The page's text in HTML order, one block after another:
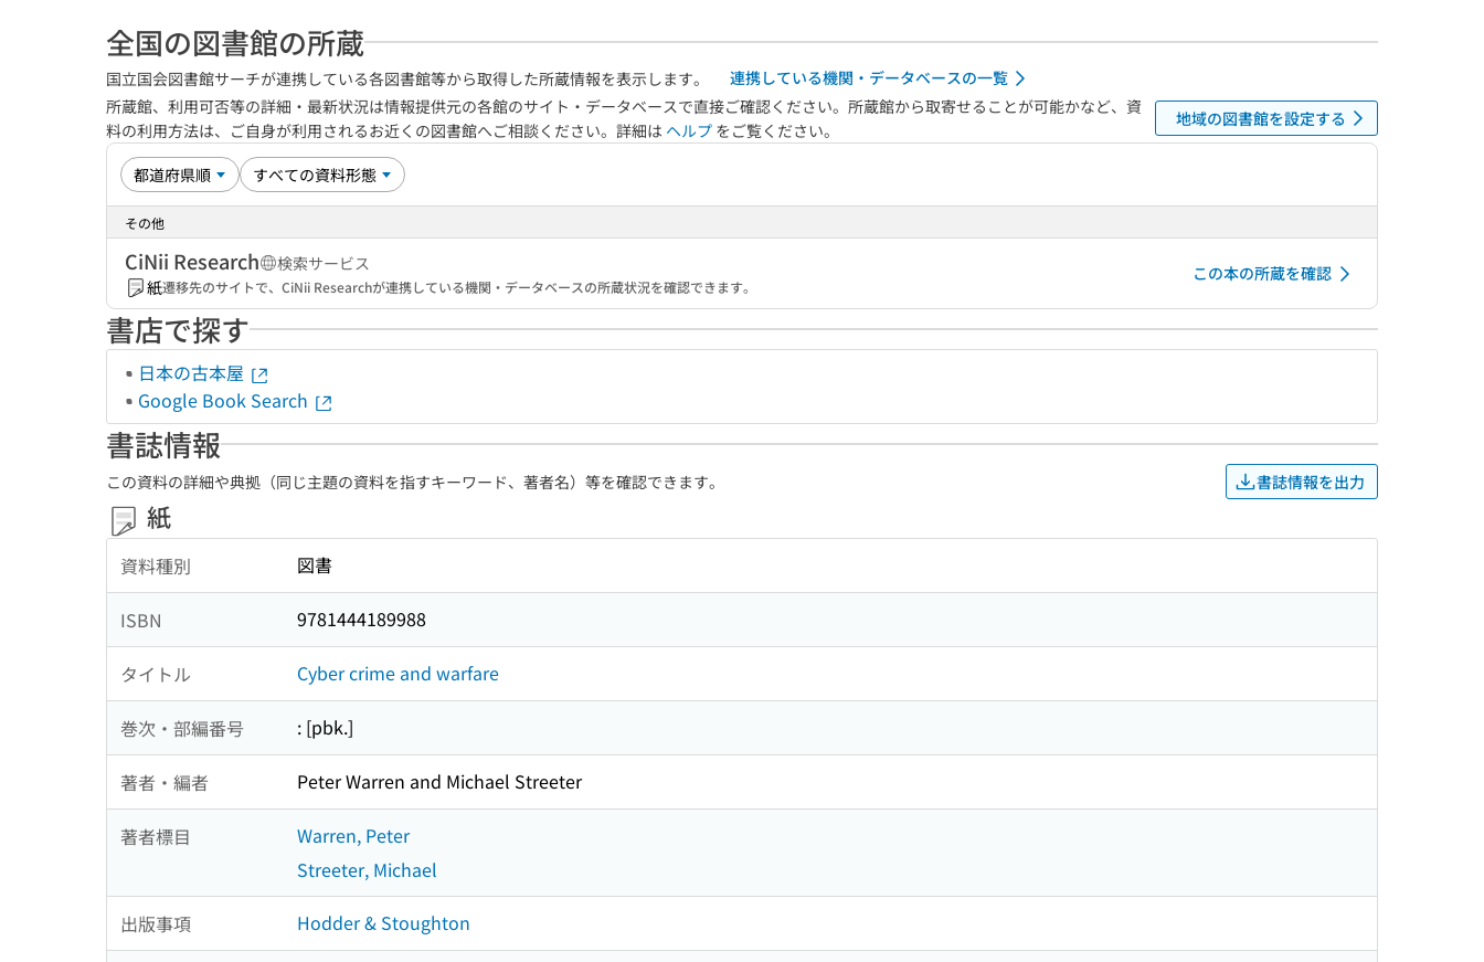
全国の図書館の所蔵
国立国会図書館サーチが連携している各図書館等から取得した所蔵情報を表示します。
連携している機関・データベースの一覧
所蔵館、利用可否等の詳細・最新状況は情報提供元の各館のサイト・データベースで直接ご確認ください。所蔵館から取寄せることが可能かなど、資
料の利用方法は、ご自身が利用されるお近くの図書館へご相談ください。詳細は ヘルプ をご覧ください。
地域の図書館を設定する
その他
CiNii Research
検索サービス
紙遷移先のサイトで、CiNii Researchが連携している機関・データベースの所蔵状況を確認できます。
この本の所蔵を確認
書店で探す
日本の古本屋
Google Book Search
書誌情報
この資料の詳細や典拠（同じ主題の資料を指すキーワード、著者名）等を確認できます。 書誌情報を出力
紙
資料種別 図書
ISBN 9781444189988
タイトル Cyber crime and warfare
巻次・部編番号 : [pbk.]
著者・編者 Peter Warren and Michael Streeter
著者標目
Warren, Peter
Streeter, Michael
出版事項 Hodder & Stoughton